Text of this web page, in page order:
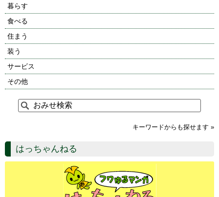
暮らす
食べる
住まう
装う
サービス
その他
キーワードからも探せます »
はっちゃんねる